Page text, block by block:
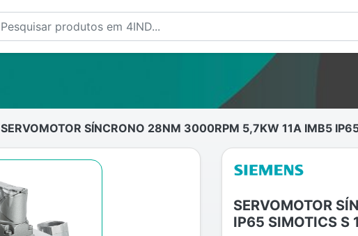
SERVOMOTOR SÍNCRONO 28NM 3000RPM 5,7KW 11A IMB5
SERVOMOTOR
IP65 SIMOTICS S